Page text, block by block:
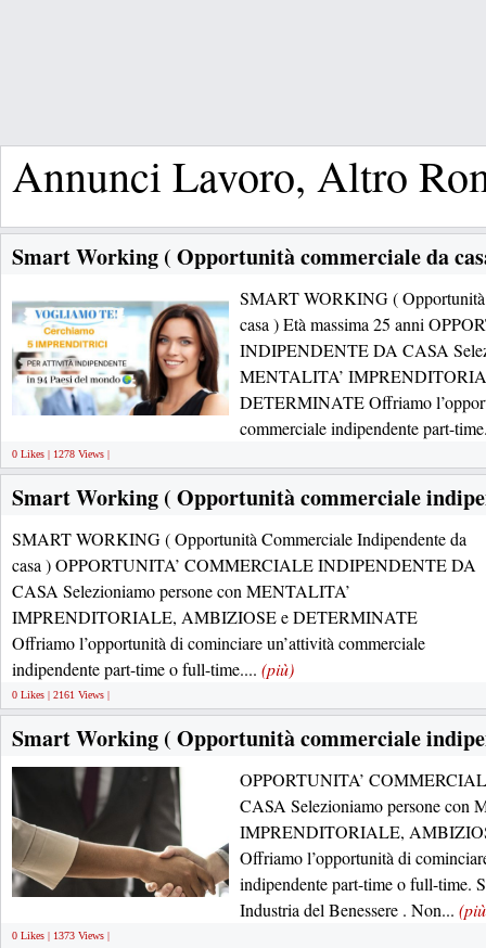
Annunci Lavoro, Altro
Smart Working ( Opportunità commerciale da
SMART WORKING ( Opportunità
casa ) Età massima 25 anni
INDIPENDENTE DA CASA
MENTALITA’
DETERMINATE Offriamo
commerciale indipendente part-
0 Likes | 1278 Views |
Smart Working ( Opportunità commerciale
SMART WORKING ( Opportunità Commerciale Indipendente da
casa ) OPPORTUNITA’ COMMERCIALE INDIPENDENTE DA
CASA Selezioniamo persone con MENTALITA’
IMPRENDITORIALE, AMBIZIOSE e DETERMINATE
Offriamo l’opportunità di cominciare un’attività commerciale
indipendente part-time o full-time.... (più)
0 Likes | 2161 Views |
Smart Working ( Opportunità commerciale
OPPORTUNITA’
CASA Selezioniamo persone con
IMPRENDITORIALE,
Offriamo l’opportunità di
indipendente part-time o full-time.
Industria del Benessere . Non...
0 Likes | 1373 Views |